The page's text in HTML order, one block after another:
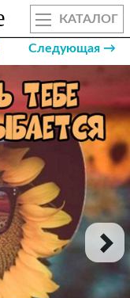
КАТАЛОГ
Следующая →